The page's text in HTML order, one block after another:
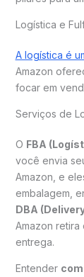
Logística e
A logística é
Amazon
focar em
Serviços de
O FBA
você envia
Amazon, e
embalagem,
DBA
Amazon
entrega.
Entender